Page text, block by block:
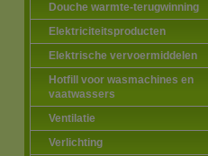
Douche warmte-terugwinning
Elektriciteitsproducten
Elektrische vervoermiddelen
Hotfill voor wasmachines en
vaatwassers
Ventilatie
Verlichting